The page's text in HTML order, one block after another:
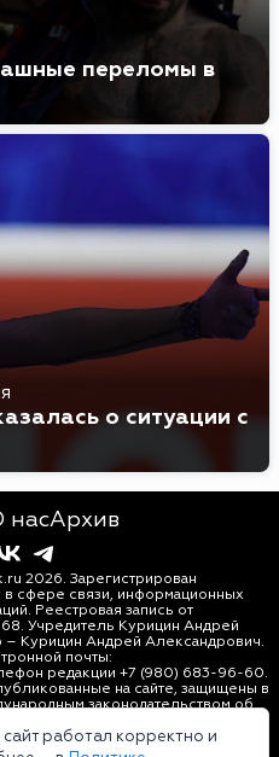
работал корректно и
переломы в
о ситуации с
насАрхив
2026. Зарегистрирован
сфере связи, информационных
Реестровая запись от
Учредитель Курицин Андрей
– Курицин Андрей Александрович.
почты:
редакции +7 (980) 683-96-60.
на сайте, защищены в
законодательством об
только с согласия
Персональные данные (ФЗ